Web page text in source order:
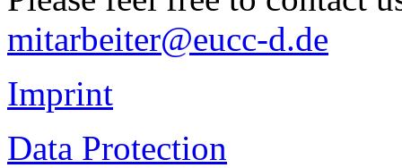
mitarbeiter@eucc-d.de
Imprint
Data Protection